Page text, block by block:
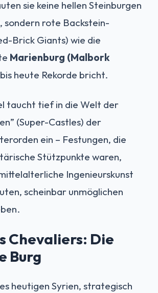
sie keine hellen Steinburgen
sondern rote Backstein-
Brick Giants) wie die
Marienburg (Malbork
heute Rekorde bricht.
taucht tief in die Welt der
(Super-Castles) der
ein – Festungen, die
Stützpunkte waren,
Ingenieurskunst
scheinbar unmöglichen
Chevaliers: Die
Burg
heutigen Syrien, strategisch